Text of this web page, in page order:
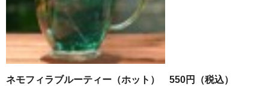
ネモフィラブルーティー（ホット） 550円（税込）